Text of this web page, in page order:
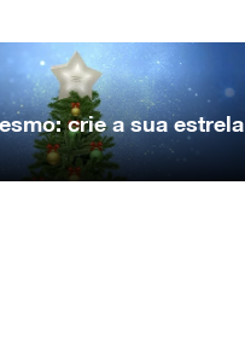
crie a sua estrela